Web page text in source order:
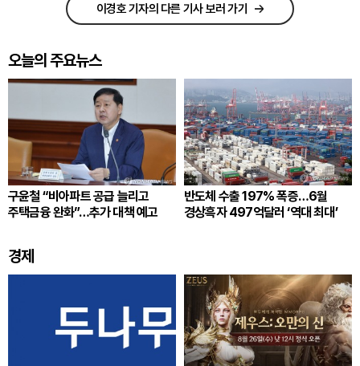
이경호 기자의 다른 기사 보러 가기
오늘의 주요뉴스
구윤철 “비아파트 공급 늘리고
주택금융 완화”…추가 대책 예고
반도체 수출 197% 폭증…6월
경상흑자 497억달러 ‘역대 최대’
경제